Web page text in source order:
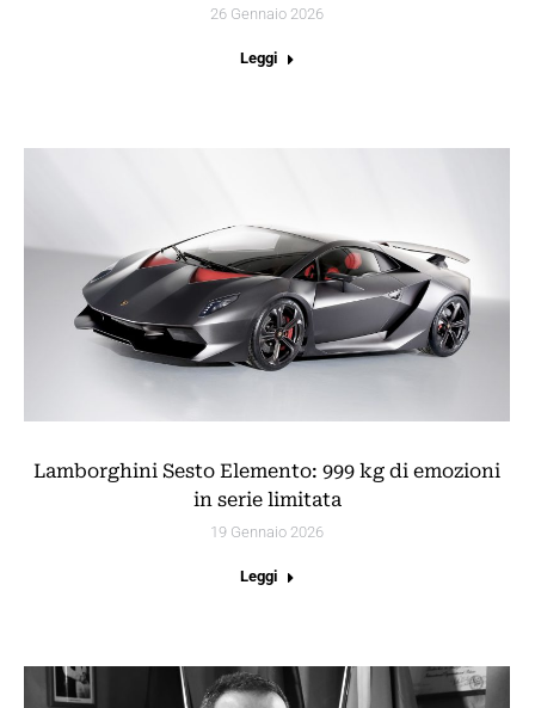
26 Gennaio 2026
Leggi
Lamborghini Sesto Elemento: 999 kg di emozioni
in serie limitata
19 Gennaio 2026
Leggi